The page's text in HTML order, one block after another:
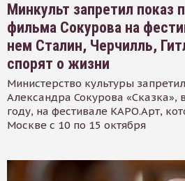
Минкульт запретил показ
фильма Сокурова на
нем Сталин, Черчилль,
спорят о жизни
Министерство культуры
Александра Сокурова
году, на фестивале КАРО.Арт,
Москве с 10 по 15 октября